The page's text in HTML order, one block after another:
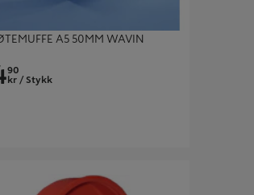
A5 50MM WAVIN
90
kr / Stykk